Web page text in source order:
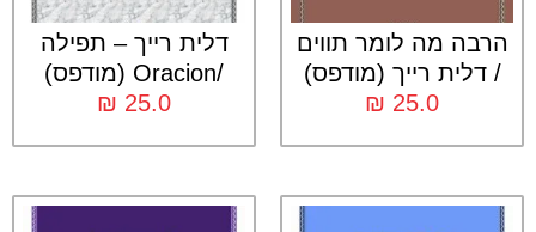
הרבה מה לומר תווים
/ דלית רייך (מודפס)
₪ 25.0
דלית רייך – תפילה
/Oracion (מודפס)
₪ 25.0